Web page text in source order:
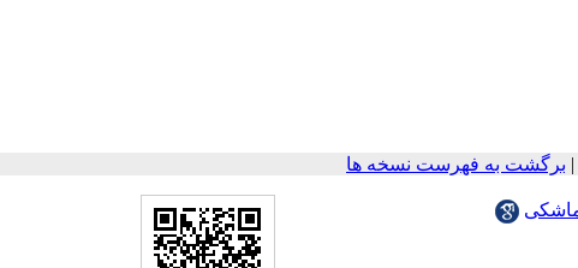
| برگشت به فهرست نسخه ها